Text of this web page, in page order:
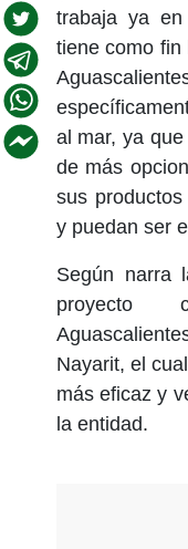
trabaja ya
tiene como fin
al mar, ya
de más
sus
y puedan ser
Según narra
proyecto
Nayarit, el
más eficaz y
la entidad.